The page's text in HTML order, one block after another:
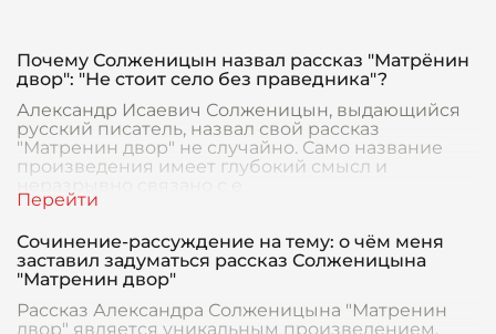
Почему Солженицын назвал рассказ "Матрёнин
двор": "Не стоит село без праведника"?
Александр Исаевич Солженицын, выдающийся
русский писатель, назвал свой рассказ
"Матренин двор" не случайно. Само название
произведения имеет глубокий смысл и
Сочинение-рассуждение на тему: о чём меня
заставил задуматься рассказ Солженицына
"Матренин двор"
Рассказ Александра Солженицына "Матренин
двор" является уникальным произведением,